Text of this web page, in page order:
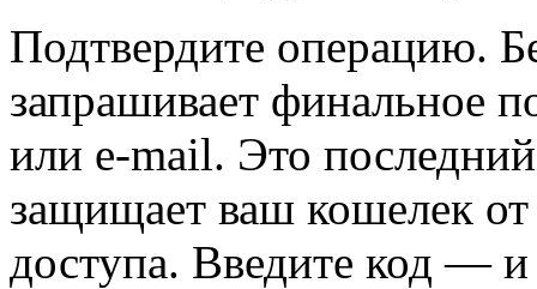
Подтвердите операцию.
запрашивает финальное
или e-mail. Это
защищает ваш кошелек
доступа. Введите код — и